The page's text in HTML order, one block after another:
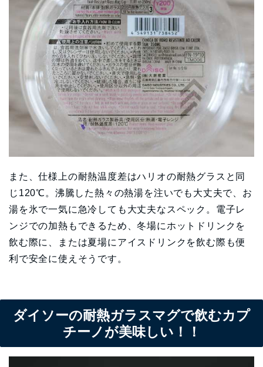
また、仕様上の耐熱温度差はハリオの耐熱グラスと同
じ120℃。沸騰した熱々の熱湯を注いでも大丈夫で、お
湯を氷で一気に急冷しても大丈夫なスペック。電子レ
ンジでの加熱もできるため、冬場にホットドリンクを
飲む際に、または夏場にアイスドリンクを飲む際も便
利で安全に使えそうです。
ダイソーの耐熱ガラスマグで飲むカプ
チーノが美味しい！！